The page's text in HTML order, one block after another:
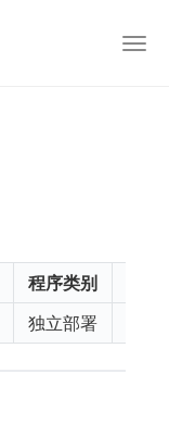
切
程序类别
独立部署